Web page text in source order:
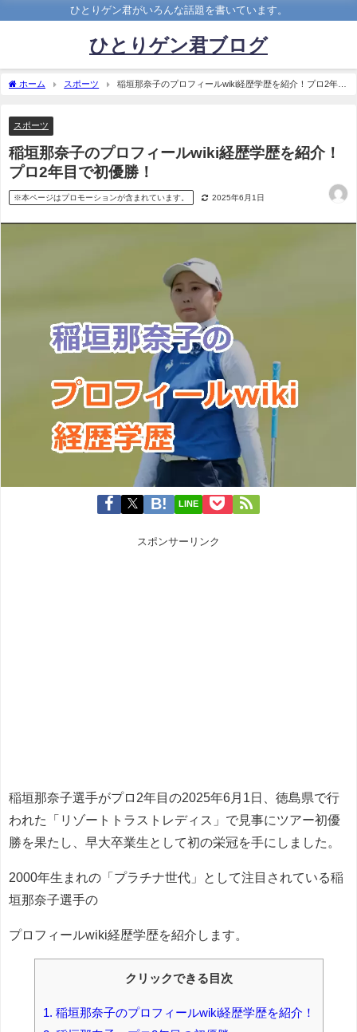
ひとりゲン君がいろんな話題を書いています。
ひとりゲン君ブログ
ホーム スポーツ
稲垣那奈子のプロフィールwiki経歴学歴を紹介！プロ2年目
スポーツ
稲垣那奈子のプロフィールwiki経歴学歴を紹介！
プロ2年目で初優勝！
※本ページはプロモーションが含まれています。 2025年6月1日
LINE
スポンサーリンク
稲垣那奈子選手がプロ2年目の2025年6月1日、徳島県で行
われた「リゾートトラストレディス」で見事にツアー初優
勝を果たし、早大卒業生として初の栄冠を手にしました。
2000年生まれの「プラチナ世代」として注目されている稲
垣那奈子選手の
プロフィールwiki経歴学歴を紹介します。
クリックできる目次
1.
稲垣那奈子のプロフィールwiki経歴学歴を紹介！